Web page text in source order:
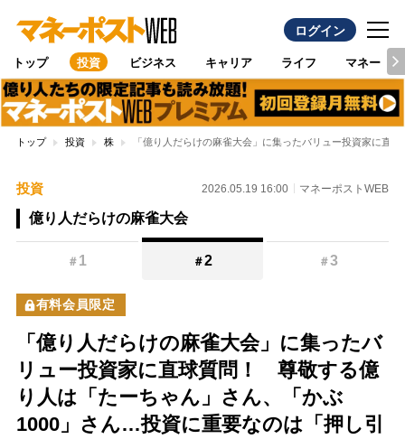
ログイン
トップ 投資 ビジネス キャリア ライフ マネー
トップ 投資 株 「億り人だらけの麻雀大会」に集ったバリュー投資家に
投資 2026.05.19 16:00 マネーポストWEB
億り人だらけの麻雀大会
＃ 1 ＃2 ＃3
有料会員限定
「億り人だらけの麻雀大会」に集ったバ
リュー投資家に直球質問！ 尊敬する億
り人は「たーちゃん」さん、「かぶ
1000」さん…投資に重要なのは「押し引